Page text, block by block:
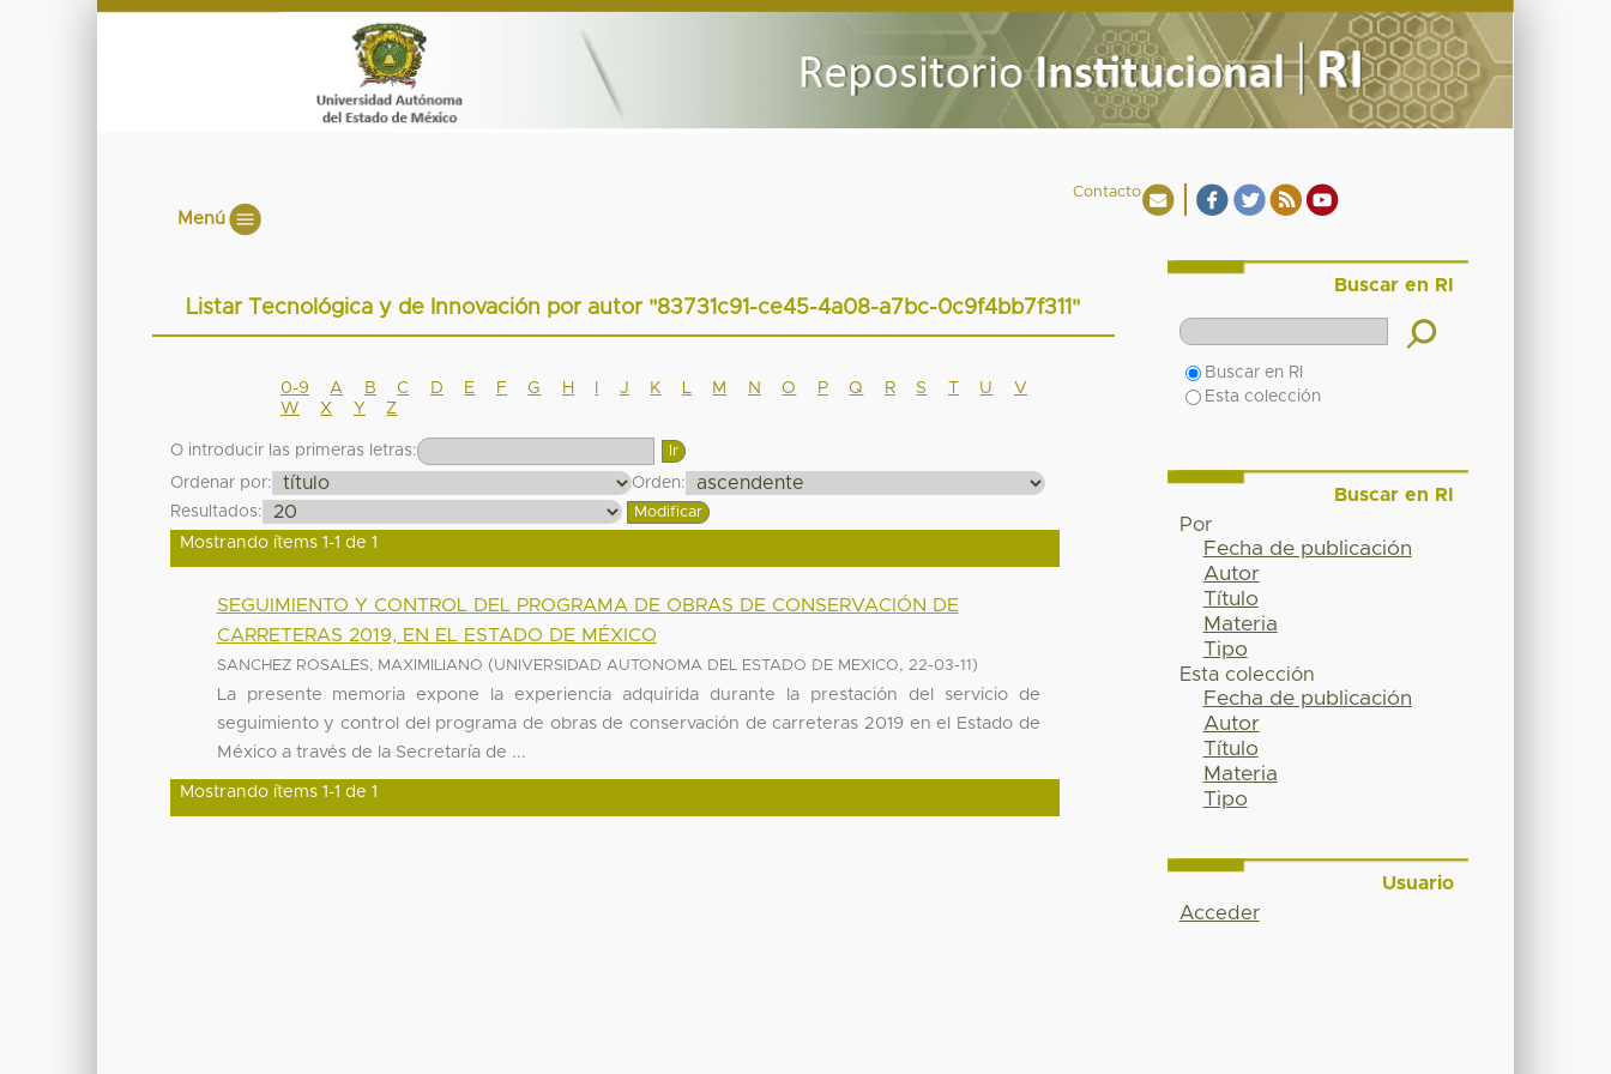
Contacto
Menú
Listar Tecnológica y de Innovación por autor "83731c91-ce45-4a08-a7bc-0c9f4bb7f311"
0-9 A B C D E F G H J K M N O P Q R S T U
V
W
X Y Z
O introducir las primeras letras:
Ordenar por:
Orden:
Resultados:
Mostrando ítems 1-1 de 1
SEGUIMIENTO Y CONTROL DEL PROGRAMA DE OBRAS DE CONSERVACIÓN DE
CARRETERAS 2019, EN EL ESTADO DE MÉXICO
SANCHEZ ROSALES, MAXIMILIANO (UNIVERSIDAD AUTONOMA DEL ESTADO DE MEXICO, 22-03-11 )
La presente memoria expone la experiencia adquirida durante la prestación del servicio de
seguimiento y control del programa de obras de conservación de carreteras 2019 en el Estado de
México a través de la Secretaría de ...
Mostrando ítems 1-1 de 1
Buscar en RI
Buscar en RI
Esta colección
Buscar en RI
Por
Fecha de publicación
Autor
Título
Materia
Tipo
Esta colección
Fecha de publicación
Autor
Título
Materia
Tipo
Usuario
Acceder